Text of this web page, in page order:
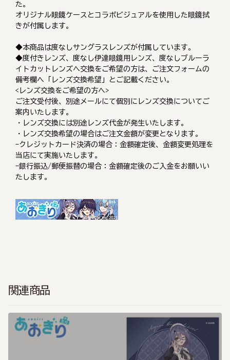
た。
オリジナル眼鏡ケースとコラボビジュアルを使用した眼鏡拭
きが付属します。
◆本商品は度なしサングラスレンズが付属しています。
◆度付きレンズ、度なし伊達眼鏡用レンズ、度なしブルーラ
イトカットレンズへ交換をご希望の方は、ご注文フォームの
備考欄へ「レンズ交換希望」とご記載ください。
<レンズ交換をご希望の方へ>
ご注文受付後、別途メールにて個別にレンズ交換についてご
案内いたします。
・レンズ交換には別途レンズ代金が発生いたします。
・レンズ交換希望の場合はご注文金額が変更となります。
-クレジットカード決済の場合：金額確定後、金額変更処理を
当店にて実施いたします。
-銀行振込/郵便振替の場合：金額確定後のご入金をお願いい
たします。
関連商品